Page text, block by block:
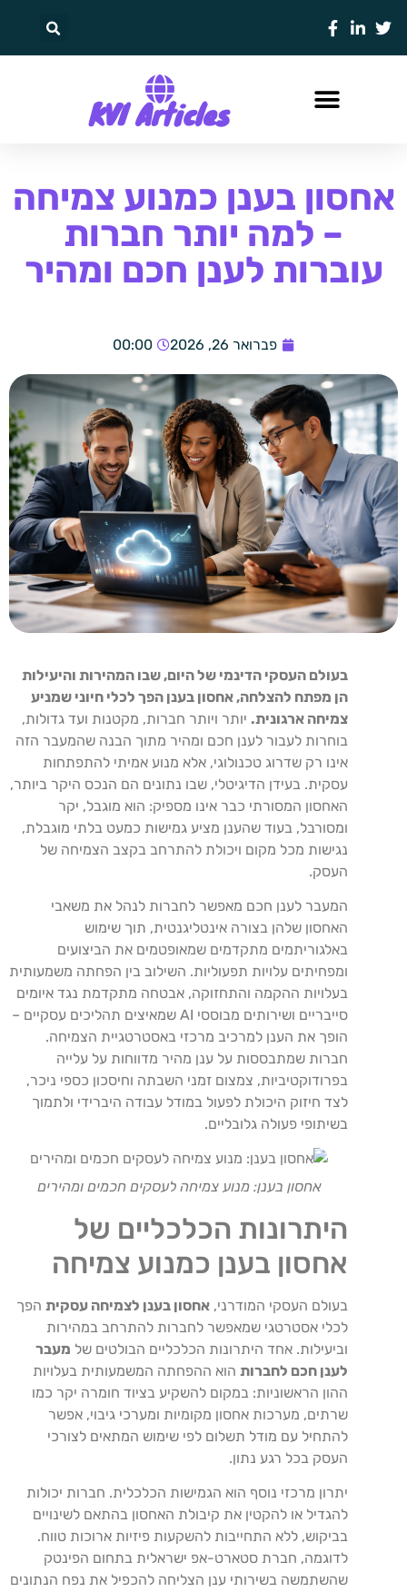
KVI Articles
אחסון בענן כמנוע צמיחה
– למה יותר חברות
עוברות לענן חכם ומהיר
פברואר 26, 2026 00:00
בעולם העסקי הדינמי של היום, שבו המהירות והיעילות
הן מפתח להצלחה, אחסון בענן הפך לכלי חיוני שמניע
צמיחה ארגונית. יותר ויותר חברות, מקטנות ועד גדולות,
בוחרות לעבור לענן חכם ומהיר מתוך הבנה שהמעבר הזה
אינו רק שדרוג טכנולוגי, אלא מנוע אמיתי להתפתחות
עסקית. בעידן הדיגיטלי, שבו נתונים הם הנכס היקר ביותר,
האחסון המסורתי כבר אינו מספיק: הוא מוגבל, יקר
ומסורבל, בעוד שהענן מציע גמישות כמעט בלתי מוגבלת,
נגישות מכל מקום ויכולת להתרחב בקצב הצמיחה של
העסק.
המעבר לענן חכם מאפשר לחברות לנהל את משאבי
האחסון שלהן בצורה אינטליגנטית, תוך שימוש
באלגוריתמים מתקדמים שמאופטמים את הביצועים
ומפחיתים עלויות תפעוליות. השילוב בין הפחתה משמעותית
בעלויות ההקמה והתחזוקה, אבטחה מתקדמת נגד איומים
סייבריים ושירותים מבוססי AI שמאיצים תהליכים עסקיים –
הופך את הענן למרכיב מרכזי באסטרטגיית הצמיחה.
חברות שמתבססות על ענן מהיר מדווחות על עלייה
בפרודוקטיביות, צמצום זמני השבתה וחיסכון כספי ניכר,
לצד חיזוק היכולת לפעול במודל עבודה היברידי ולתמוך
בשיתופי פעולה גלובליים.
אחסון בענן: מנוע צמיחה לעסקים חכמים ומהירים
היתרונות הכלכליים של
אחסון בענן כמנוע צמיחה
בעולם העסקי המודרני, אחסון בענן לצמיחה עסקית הפך
לכלי אסטרטגי שמאפשר לחברות להתרחב במהירות
וביעילות. אחד היתרונות הכלכליים הבולטים של מעבר
לענן חכם לחברות הוא ההפחתה המשמעותית בעלויות
ההון הראשוניות: במקום להשקיע בציוד חומרה יקר כמו
שרתים, מערכות אחסון מקומיות ומערכי גיבוי, אפשר
להתחיל עם מודל תשלום לפי שימוש המתאים לצורכי
העסק בכל רגע נתון.
יתרון מרכזי נוסף הוא הגמישות הכלכלית. חברות יכולות
להגדיל או להקטין את קיבולת האחסון בהתאם לשינויים
בביקוש, ללא התחייבות להשקעות פיזיות ארוכות טווח.
לדוגמה, חברת סטארט-אפ ישראלית בתחום הפינטק
שהשתמשה בשירותי ענן הצליחה להכפיל את נפח הנתונים